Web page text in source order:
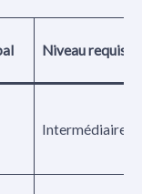
Niveau requis
Intermédiaire